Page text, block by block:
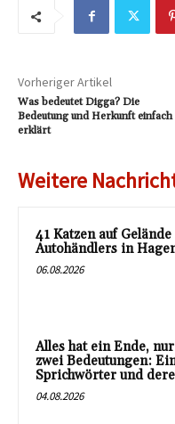
Vorheriger Artikel
Was bedeutet Digga? Die
Bedeutung und Herkunft einfach
erklärt
Weitere
41 Katzen auf
Autohändlers in
06.08.2026
Alles hat ein Ende,
zwei Bedeutungen:
Sprichwörter und
04.08.2026